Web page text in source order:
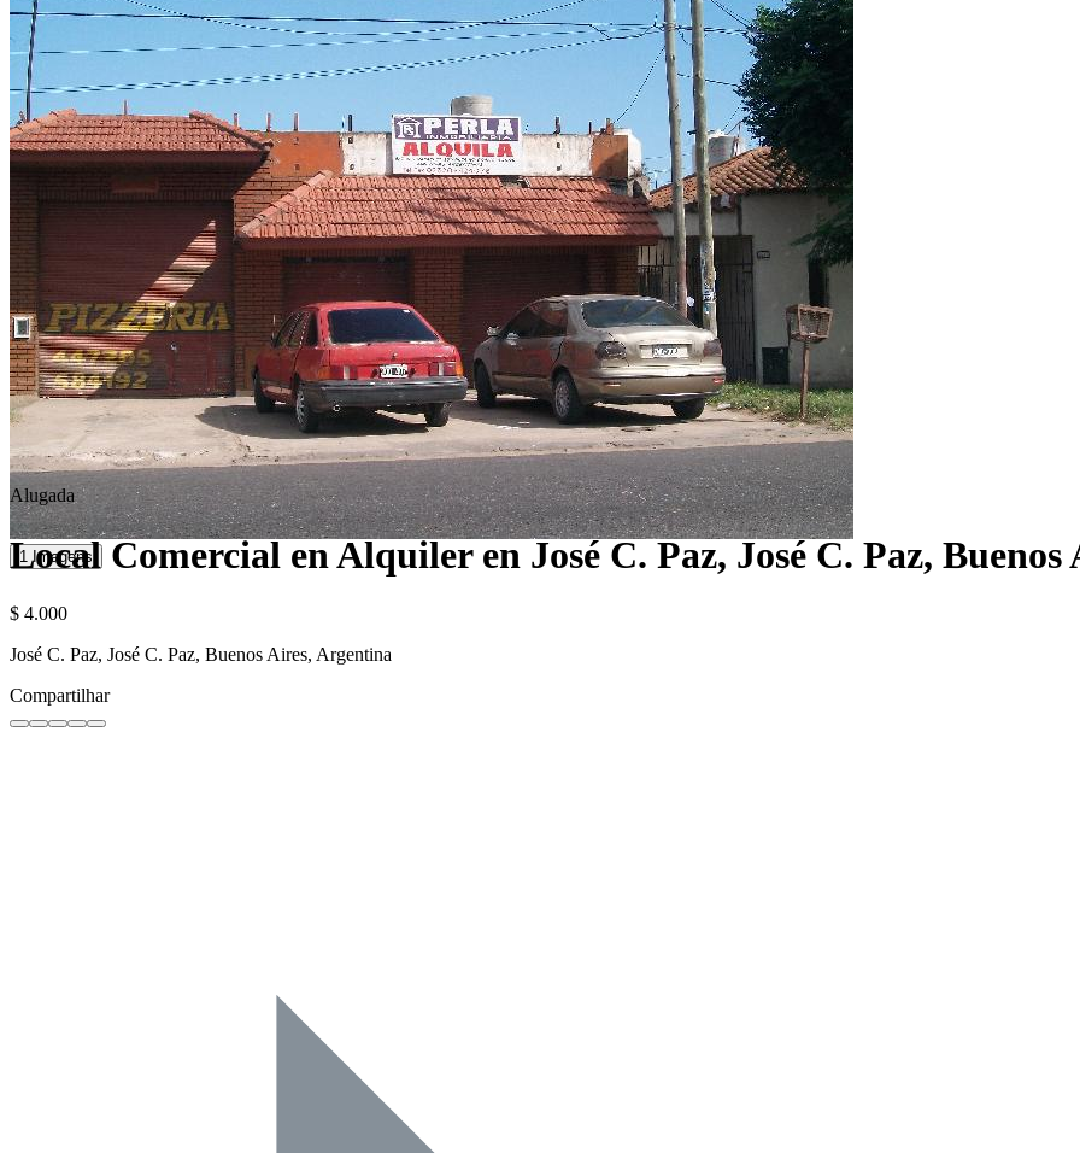
1 Imagens
Alugada
Local Comercial en Alquiler en José C. Paz, José C. Paz, Buenos
$ 4.000
José C. Paz, José C. Paz, Buenos Aires, Argentina
Compartilhar